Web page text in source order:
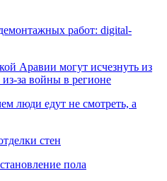
работ: digital-
Аравии могут исчезнуть из
за войны в регионе
люди едут не смотреть, а
стен
пола